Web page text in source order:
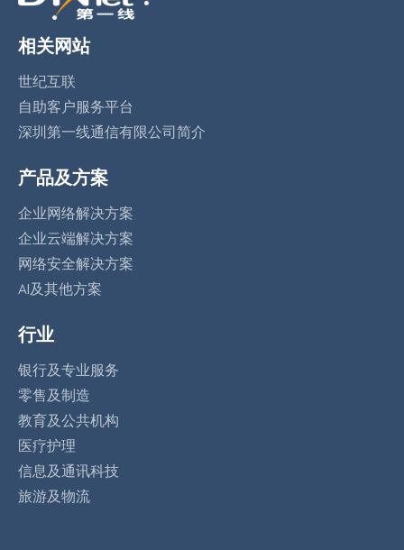
相关网站
世纪互联
自助客户服务平台
深圳第一线通信有限公司简介
产品及方案
企业网络解决方案
企业云端解决方案
网络安全解决方案
AI及其他方案
行业
银行及专业服务
零售及制造
教育及公共机构
医疗护理
信息及通讯科技
旅游及物流